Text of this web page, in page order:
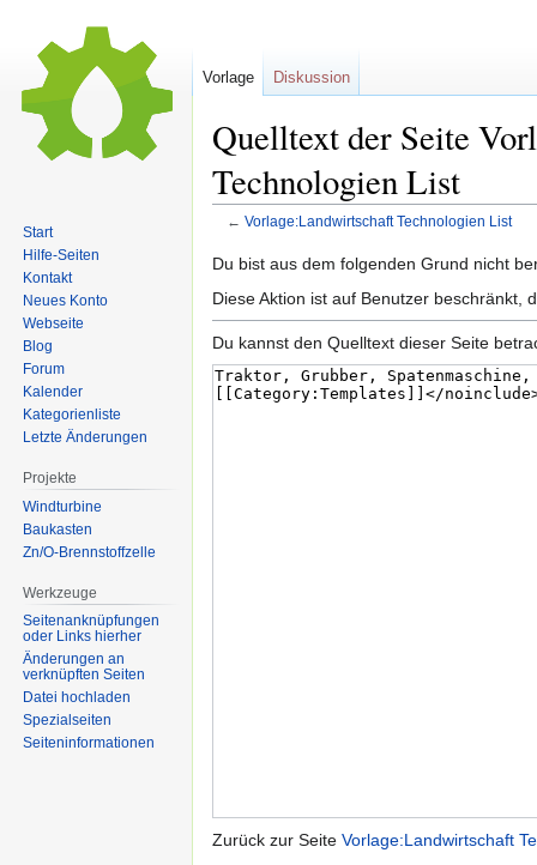
Quelltext der Seite
Technologien List
← Vorlage:Landwirtschaft Technologien List
Zur
Navigation
Zur
Suche
Du bist aus dem folgenden Grund nicht
Diese Aktion ist auf Benutzer beschränkt,
Du kannst den Quelltext dieser Seite
Zurück zur Seite Vorlage:Landwirtschaft
Vorlage Diskussion
Start
Hilfe-Seiten
Kontakt
Neues Konto
Webseite
Blog
Forum
Kalender
Kategorienliste
Letzte Änderungen
Projekte
Windturbine
Baukasten
Zn/O-Brennstoffzelle
Werkzeuge
Seitenanknüpfungen
oder Links hierher
Änderungen an
verknüpften Seiten
Datei hochladen
Spezialseiten
Seiten­informationen